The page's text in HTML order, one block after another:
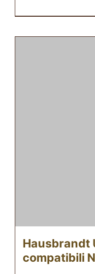
Hausbrandt
compatibili